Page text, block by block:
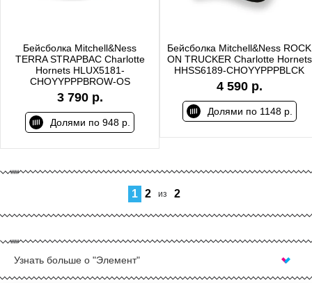
Бейсболка Mitchell&Ness
TERRA STRAPBAC Charlotte
Hornets HLUX5181-
CHOYYPPPBROW-OS
3 790 р.
Долями по 948 р.
Бейсболка Mitchell&Ness ROCK
ON TRUCKER Charlotte Hornets
HHSS6189-CHOYYPPPBLCK
4 590 р.
Долями по 1148 р.
1 2 из 2
Узнать больше о "Элемент"